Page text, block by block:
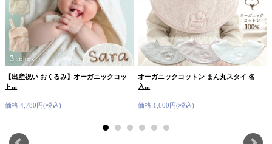
【出産祝い おくるみ】オーガニックコッ
ト...
価格:4,780円(税込)
オーガニックコットン まん丸スタイ 名
入...
価格:1,600円(税込)